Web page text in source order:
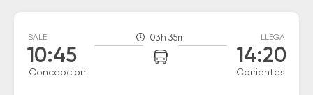
SALE
10:45
Concepcion
03h 35m LLEGA
14:20
Corrientes